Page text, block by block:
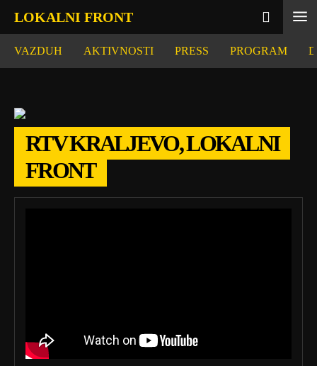
LOKALNI FRONT
VAZDUH AKTIVNOSTI PRESS PROGRAM
RTV KRALJEVO, LOKALNI
FRONT